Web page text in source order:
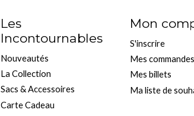
Les
Incontournables
Nouveautés
La Collection
Sacs & Accessoires
Carte Cadeau
Mon
S'inscrire
Mes commandes
Mes billets
Ma liste de